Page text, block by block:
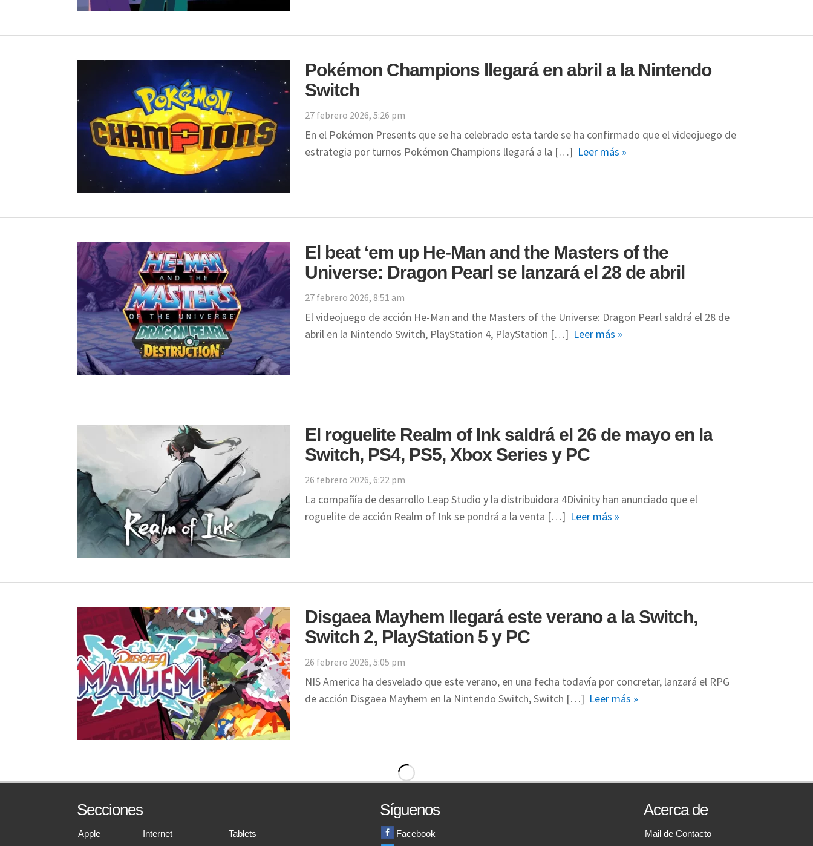
Pokémon Champions llegará en abril a la Nintendo
Switch
27 febrero 2026, 5:26 pm
En el Pokémon Presents que se ha celebrado esta tarde se ha confirmado que el videojuego de
estrategia por turnos Pokémon Champions llegará a la […] Leer más »
El beat ‘em up He-Man and the Masters of the
Universe: Dragon Pearl se lanzará el 28 de abril
27 febrero 2026, 8:51 am
El videojuego de acción He-Man and the Masters of the Universe: Dragon Pearl saldrá el 28 de
abril en la Nintendo Switch, PlayStation 4, PlayStation […] Leer más »
El roguelite Realm of Ink saldrá el 26 de mayo en la
Switch, PS4, PS5, Xbox Series y PC
26 febrero 2026, 6:22 pm
La compañía de desarrollo Leap Studio y la distribuidora 4Divinity han anunciado que el
roguelite de acción Realm of Ink se pondrá a la venta […] Leer más »
Disgaea Mayhem llegará este verano a la Switch,
Switch 2, PlayStation 5 y PC
26 febrero 2026, 5:05 pm
NIS America ha desvelado que este verano, en una fecha todavía por concretar, lanzará el RPG
de acción Disgaea Mayhem en la Nintendo Switch, Switch […] Leer más »
Secciones
Apple Internet Tablets
Síguenos
Facebook
Acerca de
Mail de Contacto